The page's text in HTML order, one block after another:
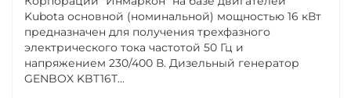
Kubota основной (номинальной) мощностью 16 кВт
предназначен для получения трехфазного
электрического тока частотой 50 Гц и
напряжением 230/400 В. Дизельный генератор
GENBOX KBT16T...